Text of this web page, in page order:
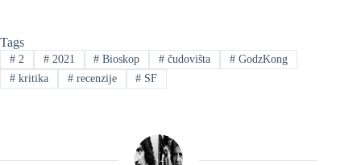
Tags
#2 #2021 # Bioskop # čudovišta # GodzKong
#kritika #recenzije # SF